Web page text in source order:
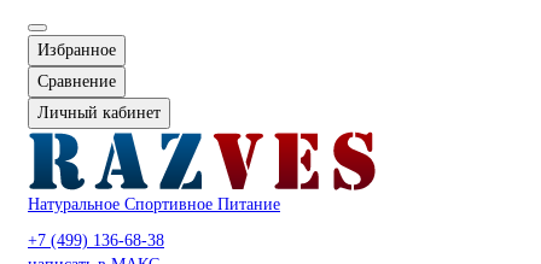
Избранное
Сравнение
Личный кабинет
Натуральное Спортивное Питание
+7 (499) 136-68-38